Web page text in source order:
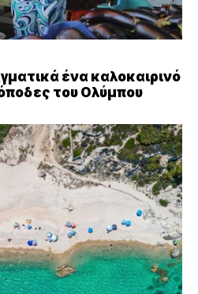
ένα καλοκαιρινό
του Ολύμπου